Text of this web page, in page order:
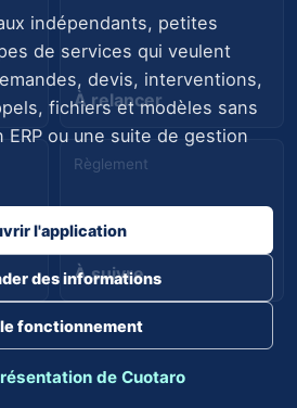
À relancer
Règlement
À suivre
indépendants, petites
de services qui veulent
devis, interventions,
fichiers et modèles sans
ERP ou une suite de gestion
l'application
des informations
fonctionnement
de Cuotaro